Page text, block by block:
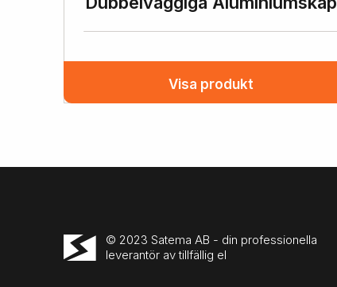
Visa produkt
© 2023 Satema AB - din professionella
leverantör av tillfällig el